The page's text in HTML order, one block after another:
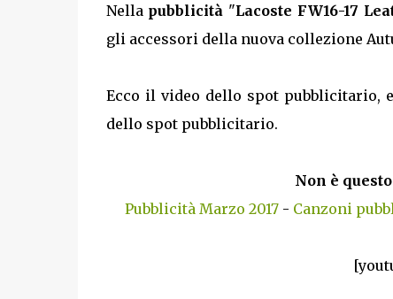
Nella pubblicità "Lacoste FW16-17
gli accessori della nuova collezione
Ecco il video dello spot pubblicitario,
dello spot pubblicitario.
Non è
Pubblicità Marzo 2017 - Canzoni